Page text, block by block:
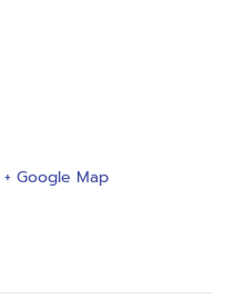
+ Google Map